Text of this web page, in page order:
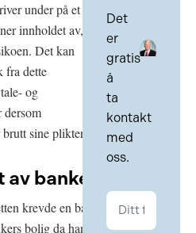
under på et
innholdet av, er
Det kan
fra dette
og
dersom
sine plikter.
banken
krevde en bank
bolig da han
Det
er
gratis
å
ta
kontakt
med
oss.
Kontakt